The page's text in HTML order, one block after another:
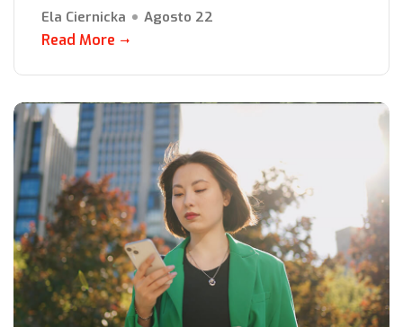
Ela Ciernicka Agosto 22
Read More